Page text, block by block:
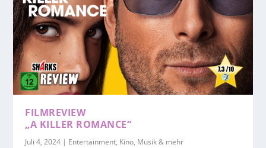
FILMREVIEW
„A KILLER ROMANCE“
Juli 4, 2024 | Entertainment, Kino, Musik & mehr